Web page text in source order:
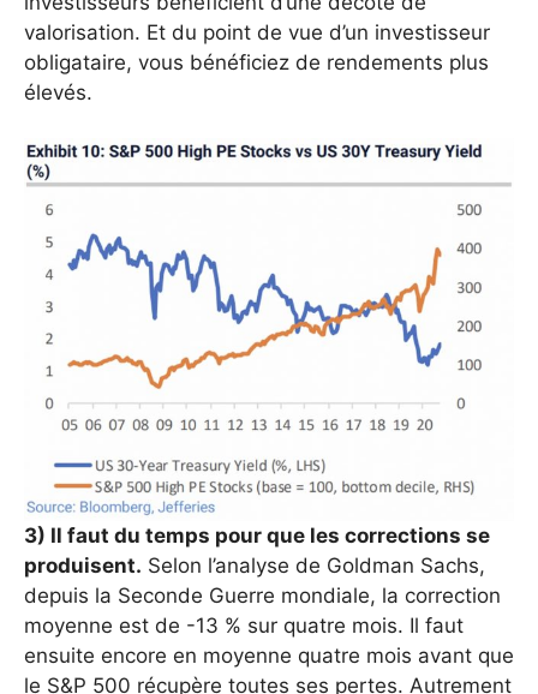
valorisation. Et du point de vue d’un investisseur
obligataire, vous bénéficiez de rendements plus
élevés.
3) Il faut du temps pour que les corrections se
produisent. Selon l’analyse de Goldman Sachs,
depuis la Seconde Guerre mondiale, la correction
moyenne est de -13 % sur quatre mois. Il faut
ensuite encore en moyenne quatre mois avant que
le S&P 500 récupère toutes ses pertes. Autrement